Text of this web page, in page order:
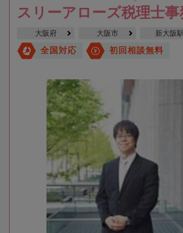
スリーアローズ税理士事
大阪府 大阪市 新大阪駅
全国対応 初回相談無料